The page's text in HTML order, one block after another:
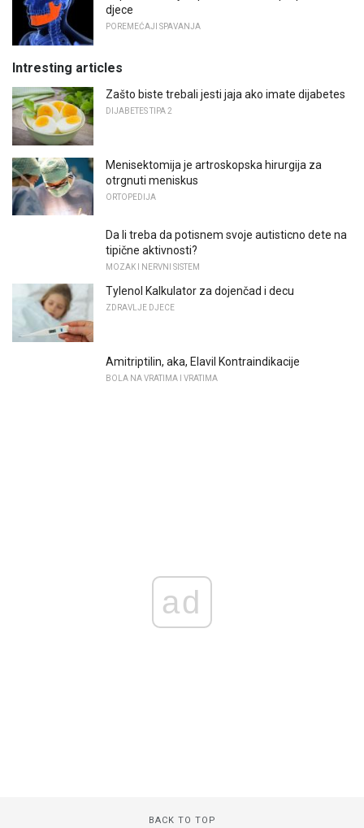
djece
POREMEĆAJI SPAVANJA
Intresting articles
Zašto biste trebali jesti jaja ako imate dijabetes
DIJABETES TIPA 2
Menisektomija je artroskopska hirurgija za
otrgnuti meniskus
ORTOPEDIJA
Da li treba da potisnem svoje autisticno dete na
tipične aktivnosti?
MOZAK I NERVNI SISTEM
Tylenol Kalkulator za dojenčad i decu
ZDRAVLJE DJECE
Amitriptilin, aka, Elavil Kontraindikacije
BOLA NA VRATIMA I VRATIMA
ad
BACK TO TOP